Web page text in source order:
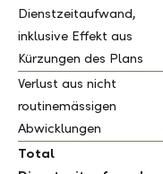
Dienstzeitaufwand,
inklusive Effekt aus
Kürzungen des Plans
Verlust aus nicht
routinemässigen
Abwicklungen
Total
Dienstzeitaufwand,
inklusive Effekt aus
Kürzungen des Plans
Verlust aus nicht
routinemässigen
Abwicklungen
Total